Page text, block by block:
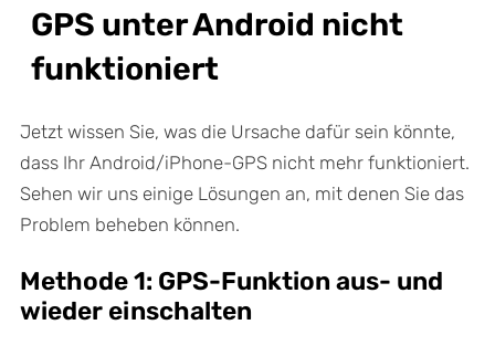
GPS unter Android nicht
funktioniert
Jetzt wissen Sie, was die Ursache dafür sein könnte,
dass Ihr Android/iPhone-GPS nicht mehr funktioniert.
Sehen wir uns einige Lösungen an, mit denen Sie das
Problem beheben können.
Methode 1: GPS-Funktion aus- und
wieder einschalten